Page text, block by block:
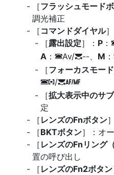
［フラッシュモード
調光補正
［ コマンドダイヤル］
［露出設定］： P ：
A ： 3Av/y--、 M ：
［フォーカスモー
3t/ys
［拡大表示中のサ
定
［ レンズのFnボタン
［BKTボタン］：オ
［ レンズのFnリング
置の呼び出し
［ レンズのFn2ボタン